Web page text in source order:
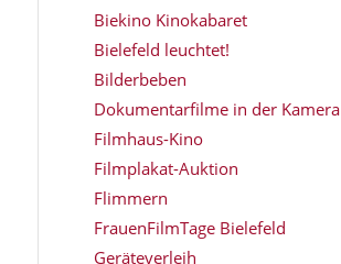
Biekino Kinokabaret
Bielefeld leuchtet!
Bilderbeben
Dokumentarfilme in der Kamera
Filmhaus-Kino
Filmplakat-Auktion
Flimmern
FrauenFilmTage Bielefeld
Geräteverleih